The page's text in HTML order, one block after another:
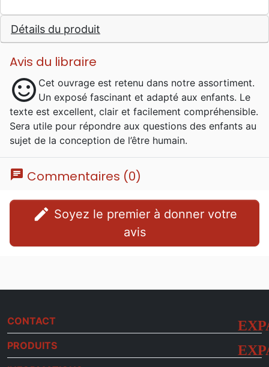
Détails du produit
Avis du libraire
sentiment_satisfied Cet ouvrage est retenu dans notre assortiment.
Un exposé fascinant et adapté aux enfants. Le
texte est excellent, clair et facilement compréhensible.
Sera utile pour répondre aux questions des enfants au
sujet de la conception de l’être humain.
chat Commentaires (0)
edit
avis
CONTACT
PRODUITS